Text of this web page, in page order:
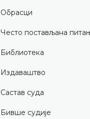
Обрасци
Често постављана
Библиотека
Издаваштво
Састав суда
Бивше судије